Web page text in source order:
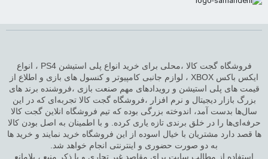
فروشگاه گجت کالا ،محلی برای خرید انواع پلی استیشن PS4 ، انواع
ایکس باکس XBOX ، لوازم جانبی کامپیوتر و کنسول های بازی و اطلاع از
قیمت های پلی استیشن و رویدادهای مهم صنعت بازی ،فروشنده برند های
بزرگ بازار دیجیتال و نرم افزار ،فروشگاه گجت کالا تجربه‌ای که در این
سال‌ها بدست آمد، اندوخته بزرگی بوده که تیم فروشگاه انلاین گجت کالا
حرفه‌ای‌ها را در خلق برندی تازه یاری کرده. و با اطمینان به اصل بودن کالا
ها قصد دارد مشتریان با خیال اسوده از این فروشگاه خرید نمایند و خرید ها
به دو صورت حضوری و اینترنتی انجام خواهد شد.
استفاده از مطالب سایت برای مقاصد غیر تجاری و با ذکر منبع ، بلامانع